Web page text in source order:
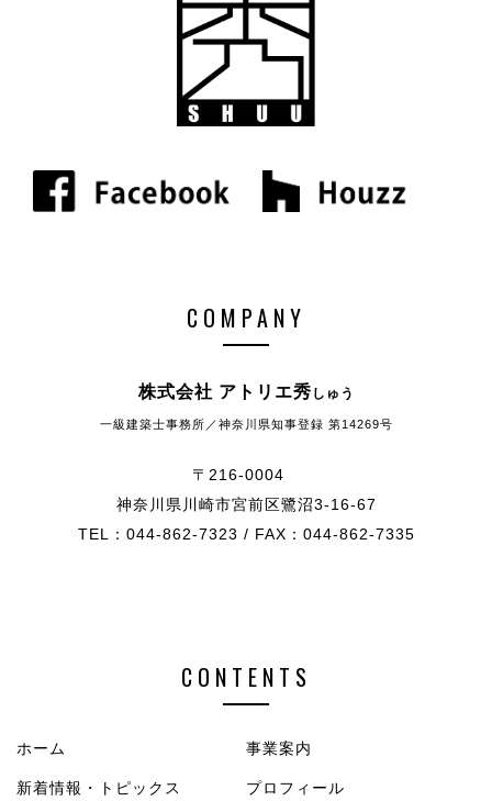
COMPANY
株式会社 アトリエ秀 しゅう
一級建築士事務所／神奈川県知事登録 第14269号
〒216-0004
神奈川県川崎市宮前区鷺沼3-16-67
TEL：044-862-7323 / FAX：044-862-7335
CONTENTS
ホーム
新着情報・トピックス
事業案内
プロフィール